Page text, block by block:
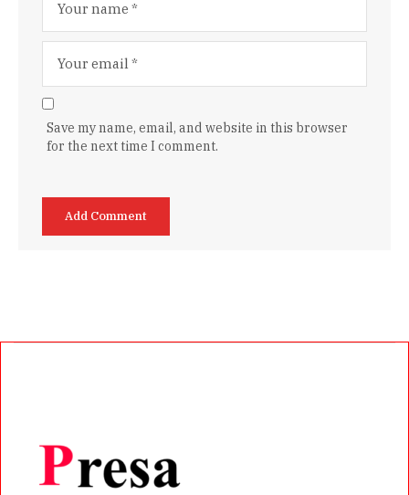
Save my name, email, and website in this browser
for the next time I comment.